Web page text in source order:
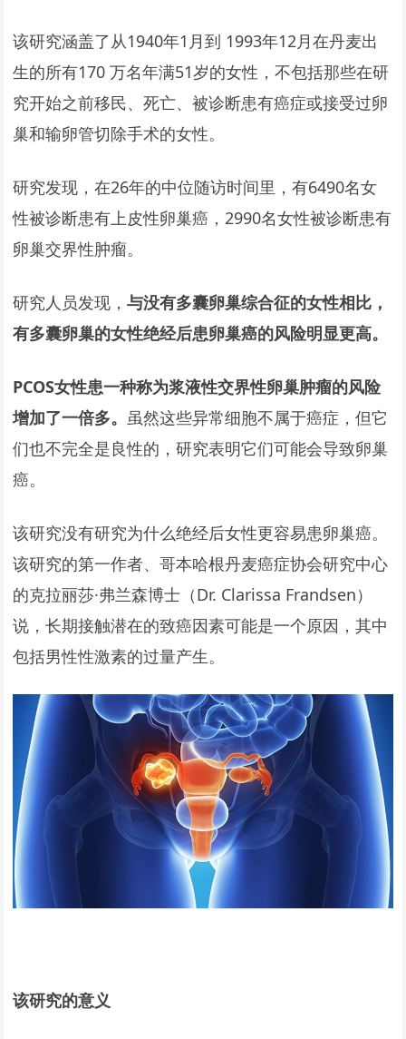
该研究涵盖了从1940年1月到 1993年12月在丹麦出
生的所有170 万名年满51岁的女性，不包括那些在研
究开始之前移民、死亡、被诊断患有癌症或接受过卵
巢和输卵管切除手术的女性。
研究发现，在26年的中位随访时间里，有6490名女
性被诊断患有上皮性卵巢癌，2990名女性被诊断患有
卵巢交界性肿瘤。
研究人员发现，与没有多囊卵巢综合征的女性相比，
有多囊卵巢的女性绝经后患卵巢癌的风险明显更高。
PCOS女性患一种称为浆液性交界性卵巢肿瘤的风险
增加了一倍多。虽然这些异常细胞不属于癌症，但它
们也不完全是良性的，研究表明它们可能会导致卵巢
癌。
该研究没有研究为什么绝经后女性更容易患卵巢癌。
该研究的第一作者、哥本哈根丹麦癌症协会研究中心
的克拉丽莎·弗兰森博士（Dr. Clarissa Frandsen）
说，长期接触潜在的致癌因素可能是一个原因，其中
包括男性性激素的过量产生。
该研究的意义